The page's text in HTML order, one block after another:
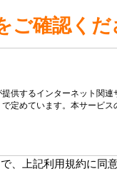
ご確認くだ
供するインターネット関
定めています。本サービ
いて定めます。
、上記利用規約に同